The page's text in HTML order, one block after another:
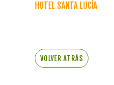
HOTEL SANTA LUCÍA
VOLVER ATRÁS